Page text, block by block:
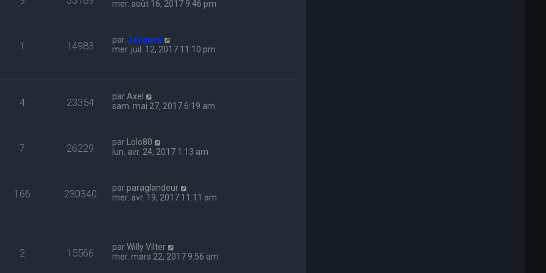
mer. août 16, 2017 9:46 pm
1 14983 par Jacques
mer. juil. 12, 2017 11:10 pm
4 23354 par Axel
sam. mai 27, 2017 6:19 am
7 26229 par Lolo80
lun. avr. 24, 2017 1:13 am
166 230340 par paraglandeur
mer. avr. 19, 2017 11:11 am
2 15566 parWilly Vilter
mer. mars 22, 2017 9:56 am